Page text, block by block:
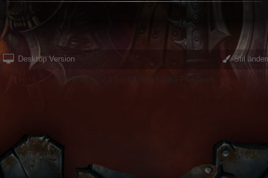
Desktop Version Stil
EQDKP-PLUS 2.1.3 © 2026 by EQdkp-Plus Team